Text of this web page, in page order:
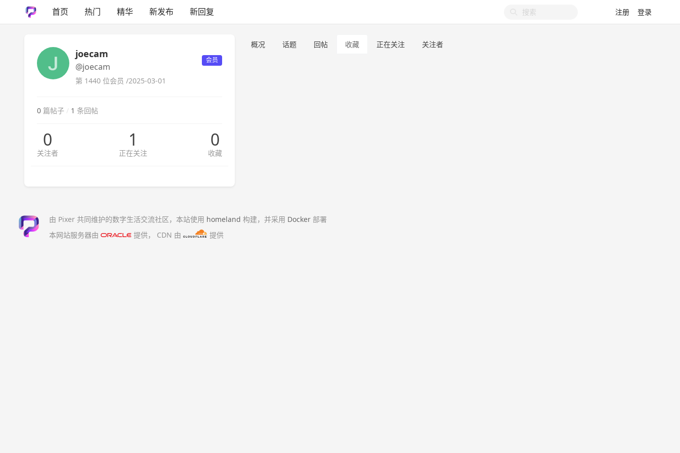
首页 热门 精华 新发布 新回复 注册 登录
joecam
@joecam
会员
第 1440 位会员 /2025-03-01
0 篇帖子 / 1 条回帖
0
关注者
1
正在关注
0
收藏
概况 话题 回帖 收藏 正在关注 关注者
由 Pixer 共同维护的数字生活交流社区，本站使用 homeland 构建，并采用 Docker 部署
本网站服务器由
提供， CDN 由 提供